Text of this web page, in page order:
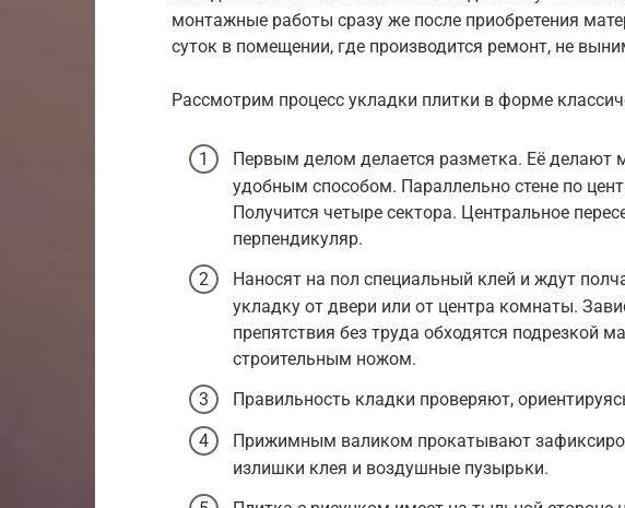
монтажные работы сразу же после приобретения
суток в помещении, где производится ремонт, не
Рассмотрим процесс укладки плитки в форме
Первым делом делается разметка. Её
удобным способом. Параллельно стене по
Получится четыре сектора. Центральное
перпендикуляр.
Наносят на пол специальный клей и ждут
укладку от двери или от центра комнаты.
препятствия без труда обходятся подрезкой
строительным ножом.
Правильность кладки проверяют,
Прижимным валиком прокатывают
излишки клея и воздушные пузырьки.